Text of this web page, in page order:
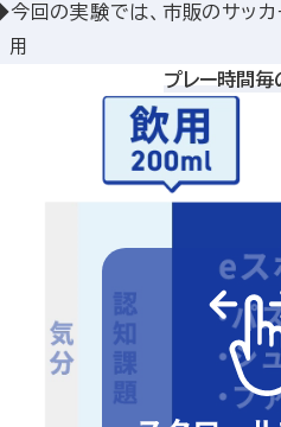
今回の実験では、市販のサッカ
用
プレー時間毎